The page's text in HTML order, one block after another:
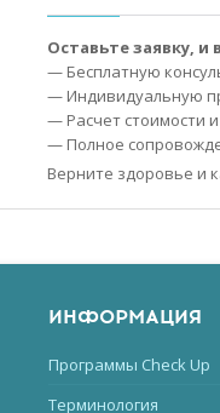
Оставьте заявку, и
— Бесплатную
— Индивидуальную
— Расчет стоимости
— Полное
Верните здоровье и
ИНФОРМАЦИЯ
Программы Check Up
Терминология